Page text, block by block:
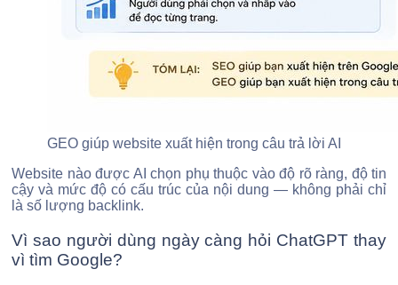
GEO giúp website xuất hiện trong câu trả lời AI
Website nào được AI chọn phụ thuộc vào độ rõ ràng, độ tin
cậy và mức độ có cấu trúc của nội dung — không phải chỉ
là số lượng backlink.
Vì sao người dùng ngày càng hỏi ChatGPT thay
vì tìm Google?